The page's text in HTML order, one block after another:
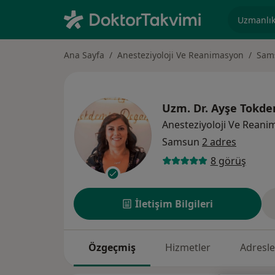
Ana Sayfa Anesteziyoloji Ve Reanimasyon
Uzm. Dr. Ayşe
Anesteziyoloji Ve
Samsun 2 adres
8 görüş
İletişim Bilgileri
Özgeçmiş Hizmetler